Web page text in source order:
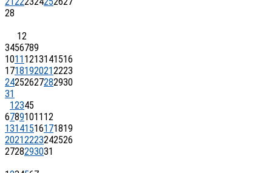
28
12
3456789
1011 1213141516
17181920212223
24252627282930
31
12345
67891011 12
13141516171819
20212223242526
2728293031